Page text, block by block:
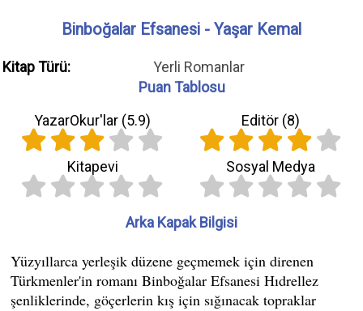
Binboğalar Efsanesi - Yaşar Kemal
Kitap Türü:
Yerli Romanlar
Puan Tablosu
YazarOkur'lar (5.9) Editör (8)
Kitapevi Sosyal Medya
Arka Kapak Bilgisi